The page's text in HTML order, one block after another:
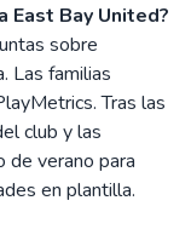
East Bay United?
sobre
Las familias
Tras las
club y las
de verano para
en plantilla.